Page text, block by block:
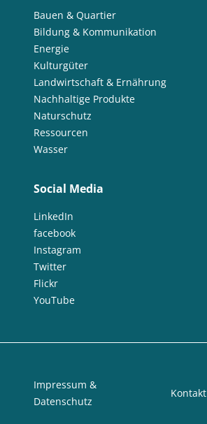
Bauen & Quartier
Bildung & Kommunikation
Energie
Kulturgüter
Landwirtschaft & Ernährung
Nachhaltige Produkte
Naturschutz
Ressourcen
Wasser
Social Media
LinkedIn
facebook
Instagram
Twitter
Flickr
YouTube
Impressum &
Datenschutz
Kontakt